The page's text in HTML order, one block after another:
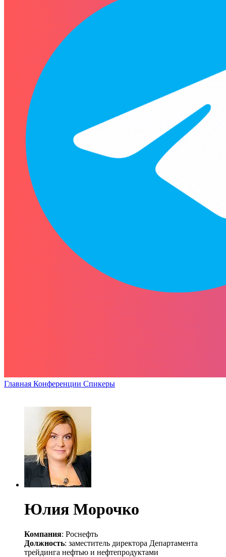
Главная Конференции Спикеры
Юлия Морочко
Компания: Роснефть
Должность: заместитель директора Департамента
трейдинга нефтью и нефтепродуктами